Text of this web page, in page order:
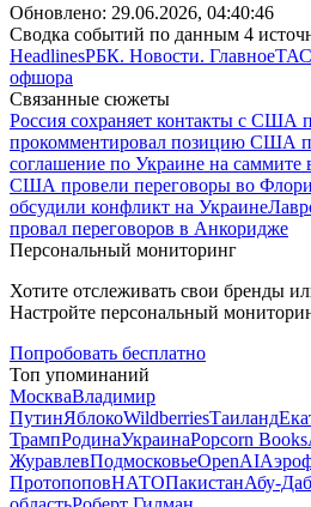
Обновлено: 29.06.2026, 04:40:46
Сводка событий по данным 4
HeadlinesРБК. Новости. Главное
офшора
Связанные сюжеты
Россия сохраняет контакты с США
прокомментировал позицию США
соглашение по Украине на
США провели переговоры во
обсудили конфликт на Украине
провал переговоров в Анкоридже
Персональный мониторинг
Хотите отслеживать свои бренды
Настройте персональный
Попробовать бесплатно
Топ упоминаний
МоскваВладимир
ПутинЯблокоWildberriesТаиланд
ТрампРодинаУкраинаPopcorn Books
ЖуравлевПодмосковьеOpenAI
ПротопоповНАТОПакистанАбу-